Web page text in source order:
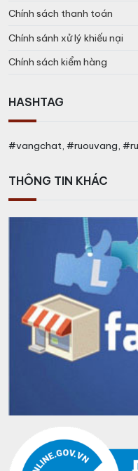
Chính sách thanh toán
Chính sánh xử lý khiếu nại
Chính sách kiểm hàng
HASHTAG
#vangchat, #ruouvang,
THÔNG TIN KHÁC